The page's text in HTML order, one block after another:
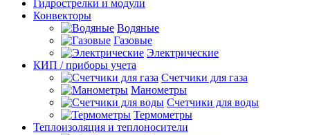
Гидрострелки и модули
Конвекторы
Водяные
Газовые
Электрические
КИП / приборы учета
Счетчики для газа
Манометры
Счетчики для воды
Термометры
Теплоизоляция и теплоносители